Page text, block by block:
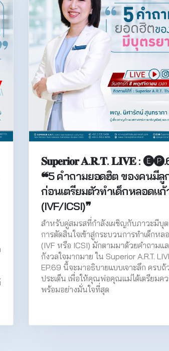
𝐒𝐮𝐩𝐞𝐫𝐢𝐨𝐫 𝐀.𝐑.𝐓. 𝐋𝐈𝐕𝐄 :
❝5 คำถามยอดฮิต ของคนมีลู
ก่อนเตรียมตัวทำเด็กหลอดแก้
(IVF/ICSI)❞
สำหรับคู่สมรสที่กำลังเผชิญกับภาวะมีบุ
การตัดสินใจเข้าสู่กระบวนการทำเด็กหล
(IVF หรือ ICSI) มักตามมาด้วยคำถามแ
กังวลใจมากมาย ใน Superior A.R.T.
EP.69 นี้จะมาอธิบายแบบเจาะลึก ครบ
ประเด็น เพื่อให้คุณพ่อคุณแม่ได้เตรียมค
พร้อมอย่างมั่นใจที่สุด